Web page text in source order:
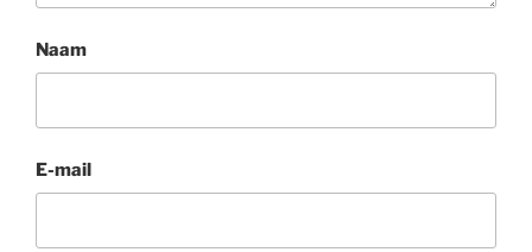
Naam
E-mail